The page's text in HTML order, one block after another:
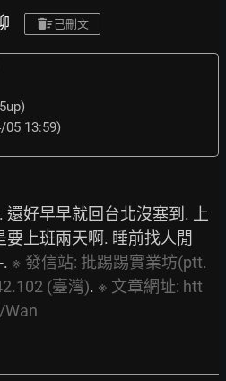
已刪文
05 13:59)
還好早早就回台北沒塞到. 上
上班兩天啊. 睡前找人閒
※ 發信站: 批踢踢實業坊(ptt.
(臺灣). ※ 文章網址: htt